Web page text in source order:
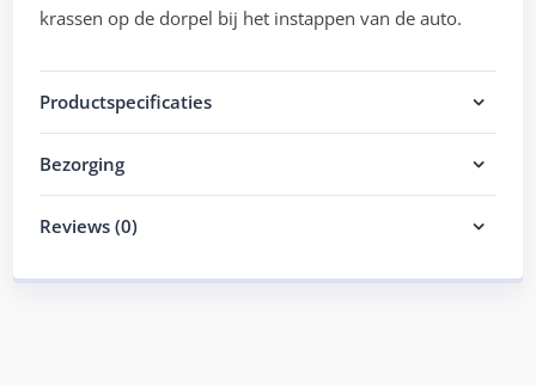
krassen op de dorpel bij het instappen van de auto.
Productspecificaties
Bezorging
Reviews (0)